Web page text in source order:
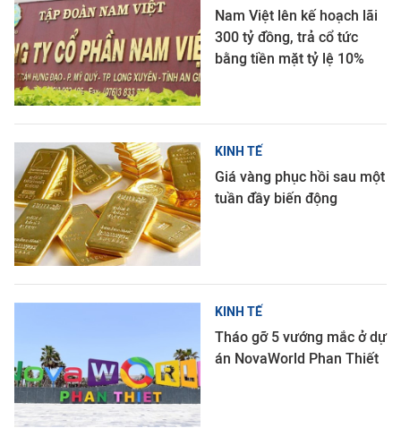
Nam Việt lên kế hoạch lãi
300 tỷ đồng, trả cổ tức
bằng tiền mặt tỷ lệ 10%
KINH TẾ
Giá vàng phục hồi sau một
tuần đầy biến động
KINH TẾ
Tháo gỡ 5 vướng mắc ở dự
án NovaWorld Phan Thiết